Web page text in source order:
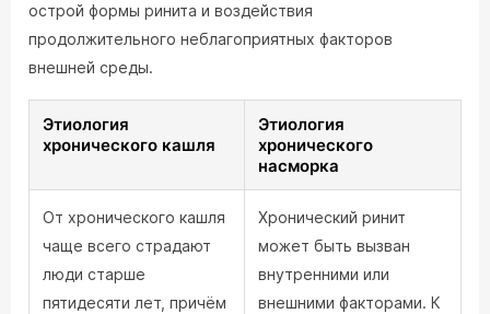
острой формы ринита и воздействия
продолжительного неблагоприятных факторов
внешней среды.
Этиология
хронического кашля
Этиология
хронического
насморка
От хронического кашля
чаще всего страдают
люди старше
пятидесяти лет, причём
Хронический ринит
может быть вызван
внутренними или
внешними факторами. К